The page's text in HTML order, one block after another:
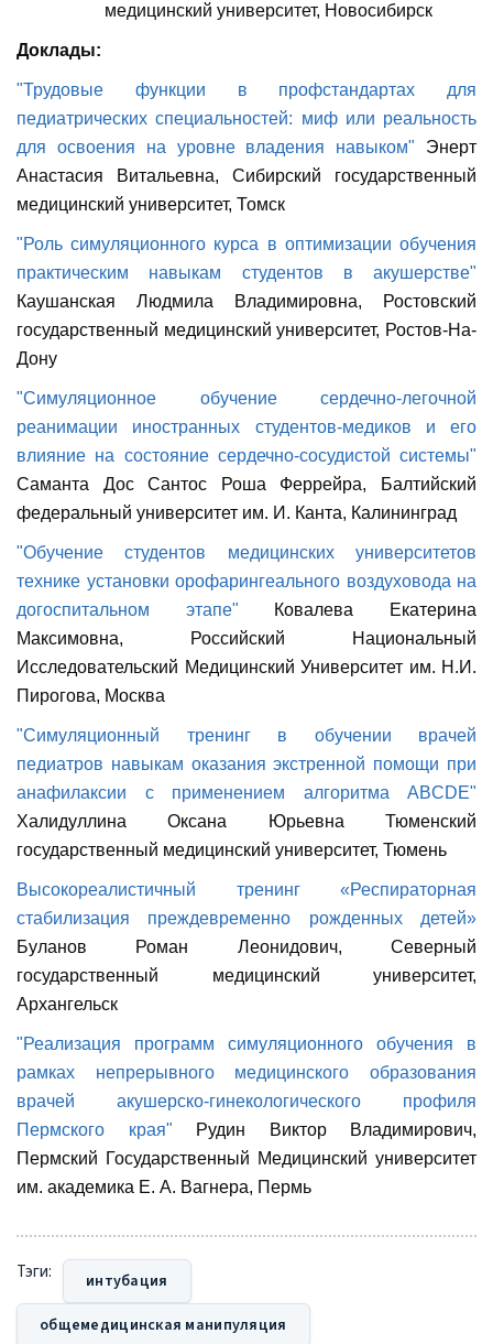
медицинский университет, Новосибирск
Доклады:
"Трудовые функции в профстандартах для
педиатрических специальностей: миф или реальность
для освоения на уровне владения навыком" Энерт
Анастасия Витальевна, Сибирский государственный
медицинский университет, Томск
"Роль симуляционного курса в оптимизации обучения
практическим навыкам студентов в акушерстве"
Каушанская Людмила Владимировна, Ростовский
государственный медицинский университет, Ростов-На-
Дону
"Симуляционное обучение сердечно-легочной
реанимации иностранных студентов-медиков и его
влияние на состояние сердечно-сосудистой системы"
Саманта Дос Сантос Роша Феррейра, Балтийский
федеральный университет им. И. Канта, Калининград
"Обучение студентов медицинских университетов
технике установки орофарингеального воздуховода на
догоспитальном этапе" Ковалева Екатерина
Максимовна, Российский Национальный
Исследовательский Медицинский Университет им. Н.И.
Пирогова, Москва
"Симуляционный тренинг в обучении врачей
педиатров навыкам оказания экстренной помощи при
анафилаксии с применением алгоритма ABCDE"
Халидуллина Оксана Юрьевна Тюменский
государственный медицинский университет, Тюмень
Высокореалистичный тренинг «Респираторная
стабилизация преждевременно рожденных детей»
Буланов Роман Леонидович, Северный
государственный медицинский университет,
Архангельск
"Реализация программ симуляционного обучения в
рамках непрерывного медицинского образования
врачей акушерско-гинекологического профиля
Пермского края"
Рудин Виктор Владимирович,
Пермский Государственный Медицинский университет
им. академика Е. А. Вагнера, Пермь
Тэги:
интубация
общемедицинская манипуляция